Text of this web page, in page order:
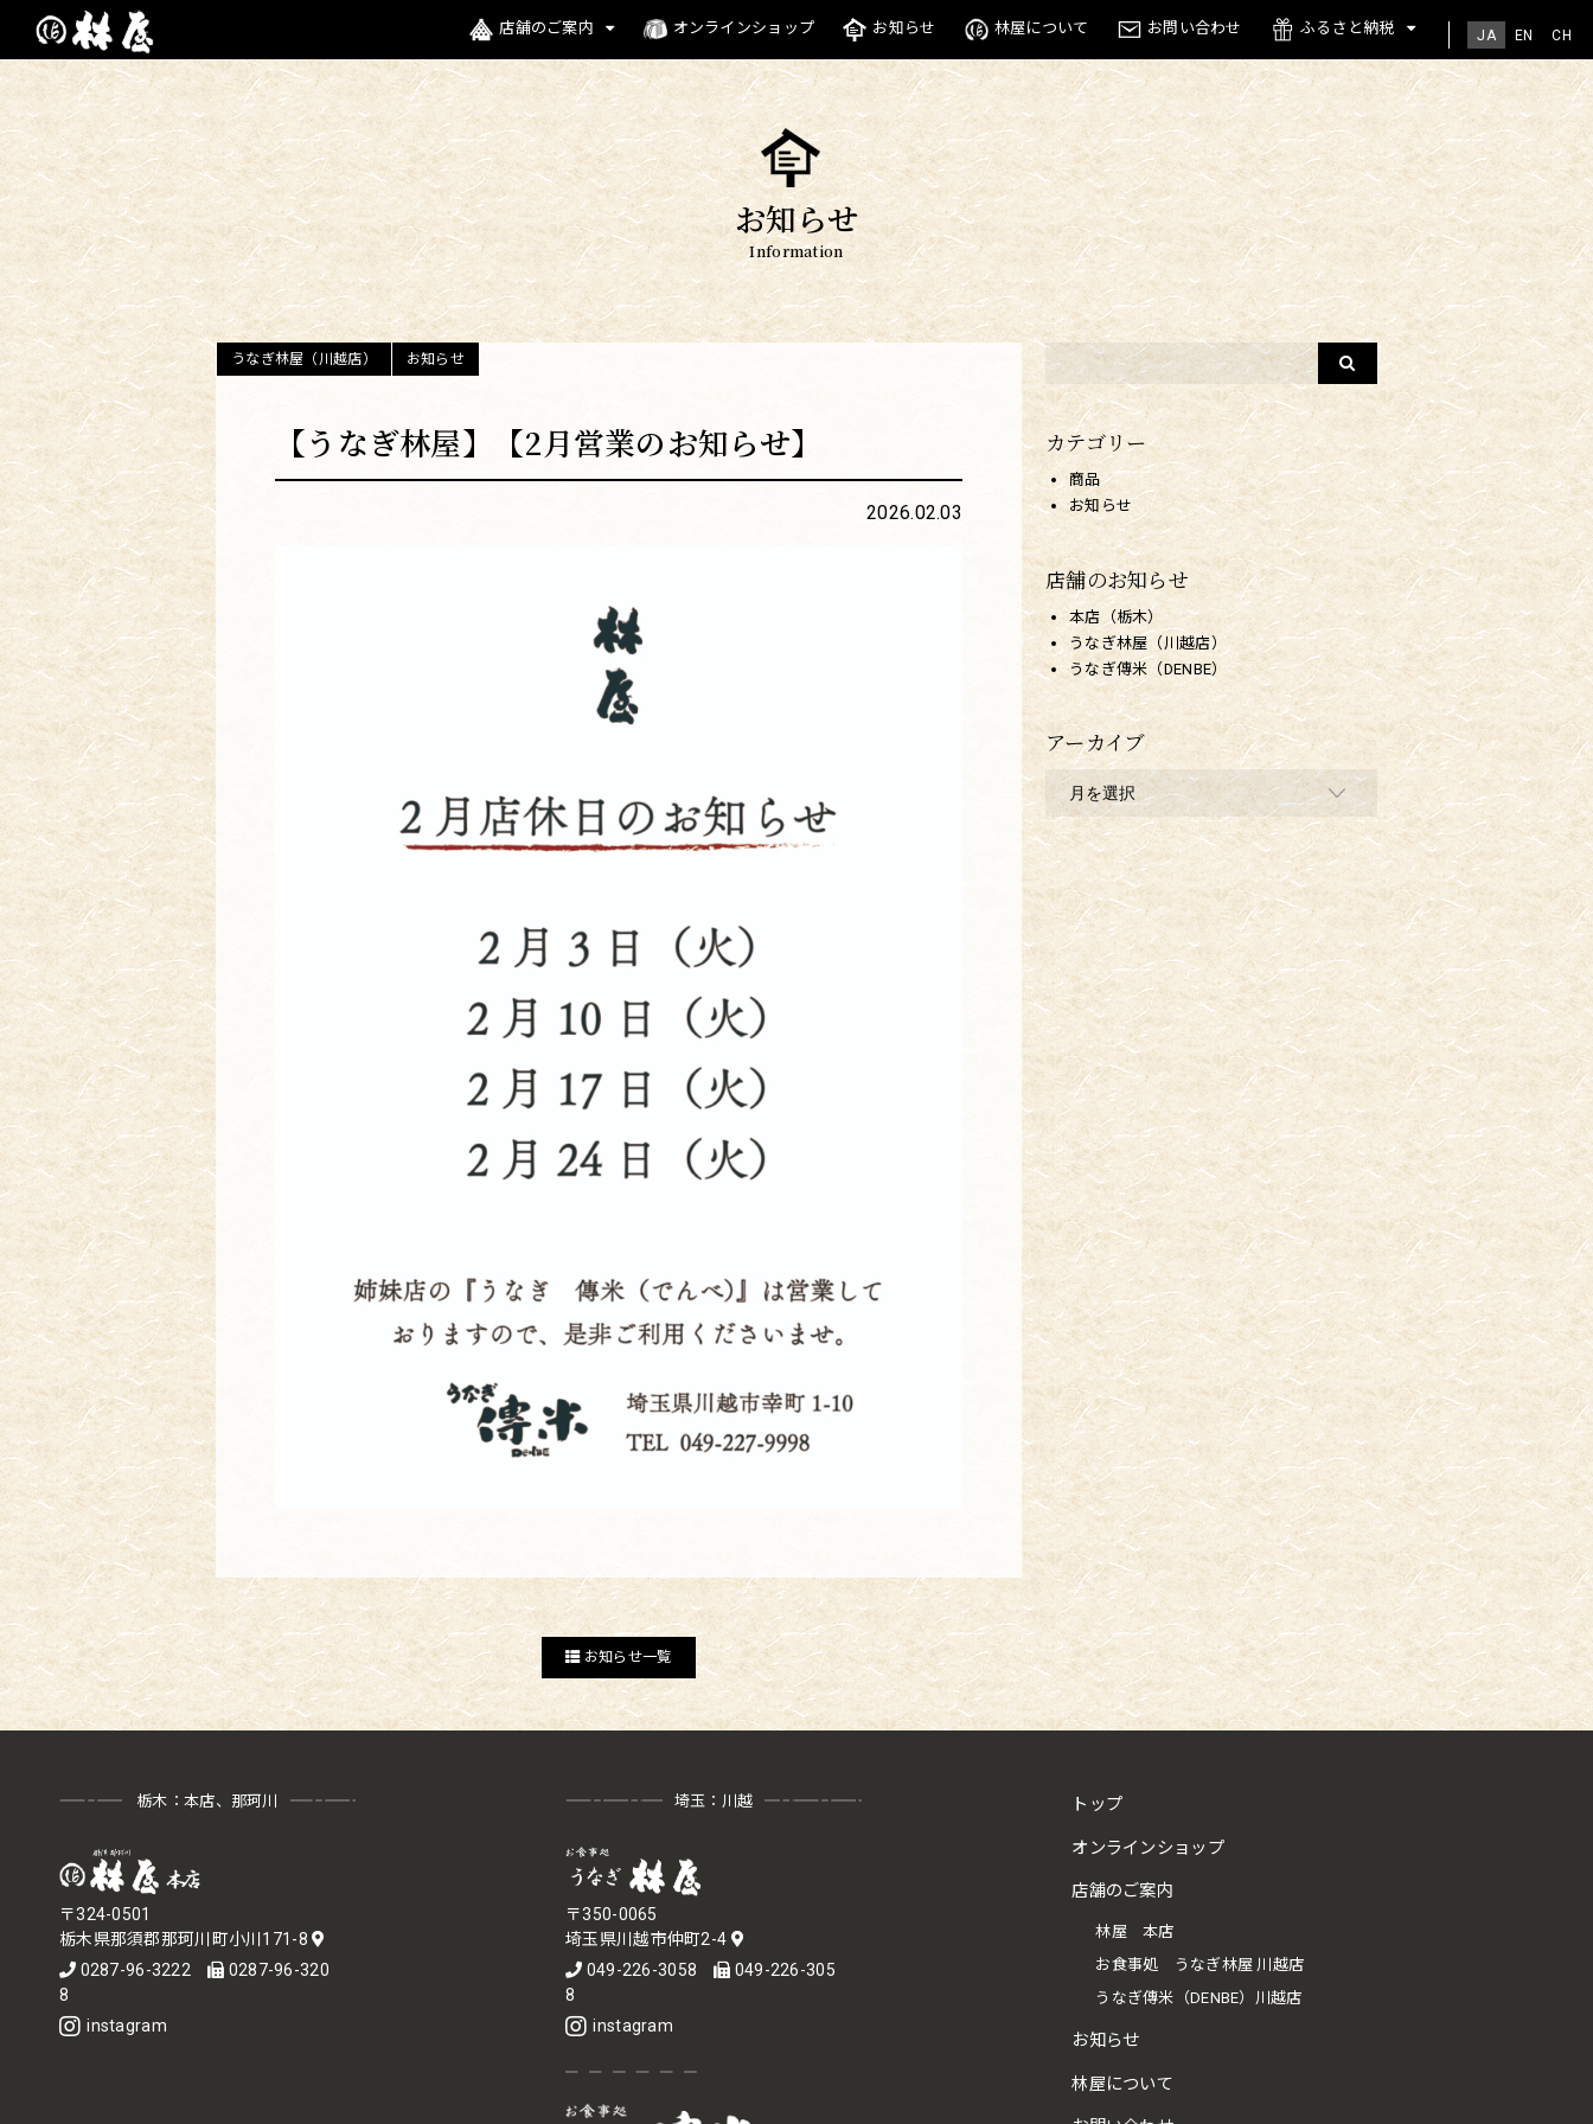
JA EN CH
店舗のご案内 オンラインショップ お知らせ 林屋について お問い合わせ ふるさと納税
お知らせ
Information
【うなぎ林屋】【2月営業のお知らせ】
2026.02.03
うなぎ林屋（川越店） お知らせ
お知らせ一覧
カテゴリー
商品
お知らせ
店舗のお知らせ
本店（栃木）
うなぎ林屋（川越店）
うなぎ傳米（DENBE）
アーカイブ
栃木：本店、那珂川
〒324-0501
栃木県那須郡那珂川町小川171-8
0287-96-3222
0287-96-320
8
instagram
埼玉：川越
〒350-0065
埼玉県川越市仲町2-4
049-226-3058
049-226-305
8
instagram
トップ
オンラインショップ
店舗のご案内
林屋 本店
お食事処 うなぎ林屋 川越店
うなぎ傳米（DENBE）川越店
お知らせ
林屋について